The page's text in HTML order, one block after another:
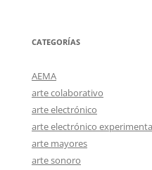
CATEGORÍAS
AEMA
arte colaborativo
arte electrónico
arte electrónico
arte mayores
arte sonoro